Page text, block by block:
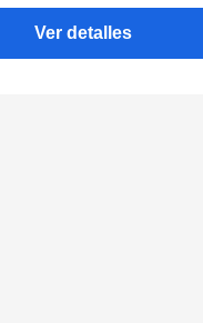
Ver detalles